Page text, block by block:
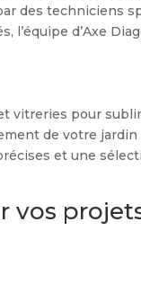
des techniciens
d’Axe
vitreries pour
de votre
et une
vos